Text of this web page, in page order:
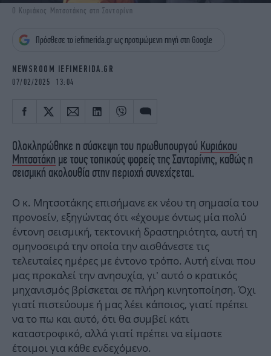
iBOOKS
ΖΩΔΙΑ
MEDIA
ELAMEFORA
NEWSLETTER
Ο Κυριάκος Μητσοτάκης στη Σαντορίνη
Πρόσθεσε το iefimerida.gr ως προτιμώμενη πηγή στη Google
NEWSROOM IEFIMERIDA.GR
07/02/2025 13:04
Ολοκληρώθηκε η σύσκεψη του πρωθυπουργού Κυριάκου
Μητσοτάκη με τους τοπικούς φορείς της Σαντορίνης, καθώς η
σεισμική ακολουθία στην περιοχή συνεχίζεται.
Ο κ. Μητσοτάκης επισήμανε εκ νέου τη σημασία του
προνοείν, εξηγώντας ότι «έχουμε όντως μία πολύ
έντονη σεισμική, τεκτονική δραστηριότητα, αυτή τη
σμηνοσειρά την οποία την αισθάνεστε τις
τελευταίες ημέρες με έντονο τρόπο. Αυτή είναι που
μας προκαλεί την ανησυχία, γι’ αυτό ο κρατικός
μηχανισμός βρίσκεται σε πλήρη κινητοποίηση. Όχι
γιατί πιστεύουμε ή μας λέει κάποιος, γιατί πρέπει
να το πω και αυτό, ότι θα συμβεί κάτι
καταστροφικό, αλλά γιατί πρέπει να είμαστε
έτοιμοι για κάθε ενδεχόμενο.